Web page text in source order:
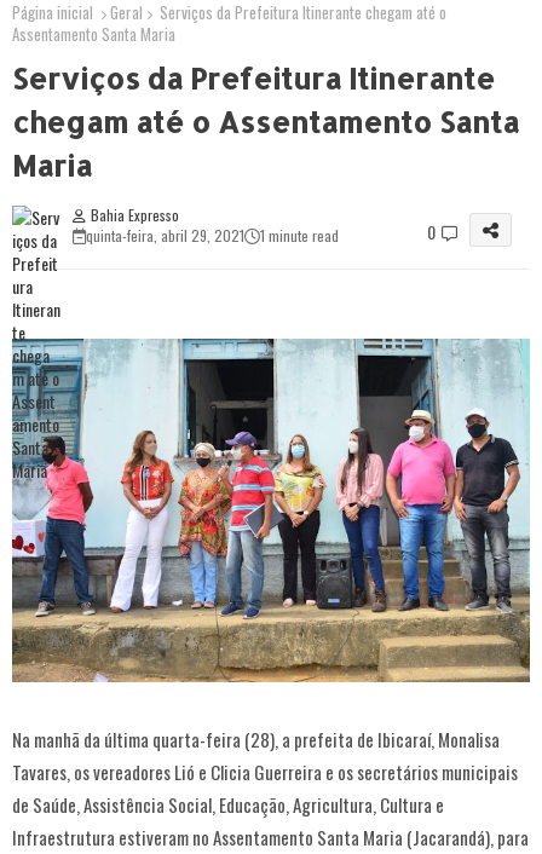
Página inicial Geral
Serviços da Prefeitura Itinerante chegam até o
Assentamento Santa Maria
Serviços da Prefeitura Itinerante
chegam até o Assentamento Santa
Maria
Bahia Expresso
quinta-feira, abril 29, 2021
1 minute read 0
Na manhã da última quarta-feira (28), a prefeita de Ibicaraí, Monalisa
Tavares, os vereadores Lió e Clicia Guerreira e os secretários municipais
de Saúde, Assistência Social, Educação, Agricultura, Cultura e
Infraestrutura estiveram no Assentamento Santa Maria (Jacarandá), para